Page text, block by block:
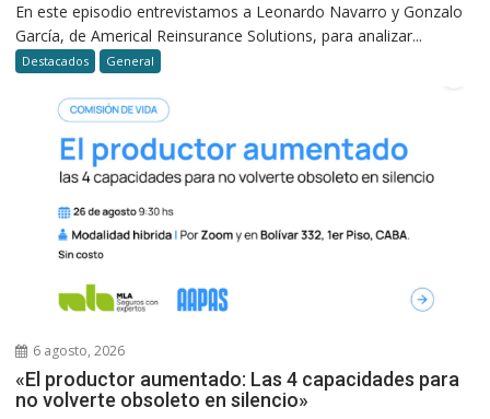
En este episodio entrevistamos a Leonardo Navarro y Gonzalo
García, de Americal Reinsurance Solutions, para analizar...
Destacados General
6 agosto, 2026
«El productor aumentado: Las 4 capacidades para
no volverte obsoleto en silencio»